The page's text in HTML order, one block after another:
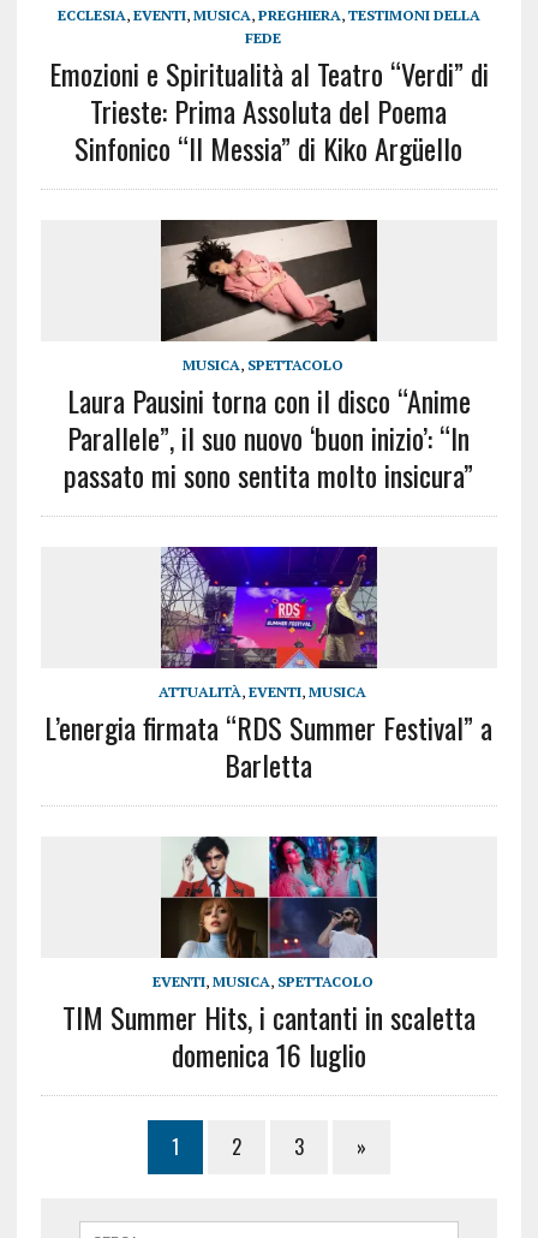
ECCLESIA, EVENTI, MUSICA, PREGHIERA, TESTIMONI DELLA
FEDE
Emozioni e Spiritualità al Teatro “Verdi” di
Trieste: Prima Assoluta del Poema
Sinfonico “Il Messia” di Kiko Argüello
MUSICA, SPETTACOLO
Laura Pausini torna con il disco “Anime
Parallele”, il suo nuovo ‘buon inizio’: “In
passato mi sono sentita molto insicura”
ATTUALITÀ,EVENTI,MUSICA
L’energia firmata “RDS Summer Festival” a
Barletta
EVENTI, MUSICA, SPETTACOLO
TIM Summer Hits, i cantanti in scaletta
domenica 16 luglio
1 2 3 »